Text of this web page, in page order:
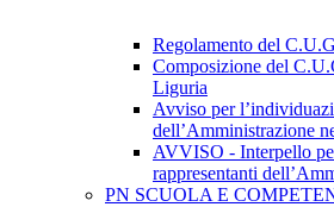
Regolamento del
Composizione del
Liguria
Avviso per
dell’Amministrazione
AVVISO - Interpello
rappresentanti
PN SCUOLA E